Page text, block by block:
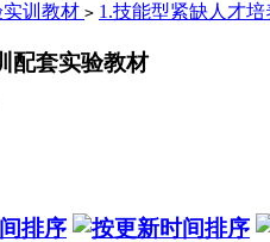
实训教材 > 1.技能型紧缺人才
配套实验教材